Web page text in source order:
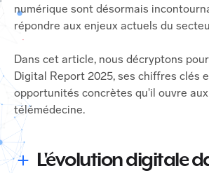
numérique sont désormais
répondre aux enjeux actuels du
Dans cet article, nous décryptons
Digital Report 2025, ses chiffres clés
opportunités concrètes qu'il ouvre
télémédecine.
L'évolution digitale